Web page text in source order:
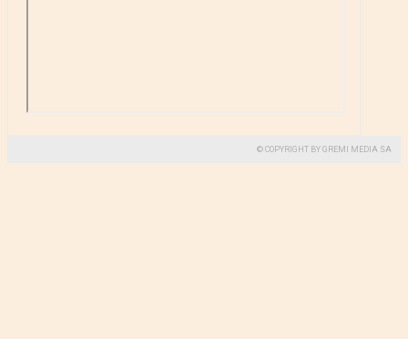
© COPYRIGHT BY GREMI MEDIA SA